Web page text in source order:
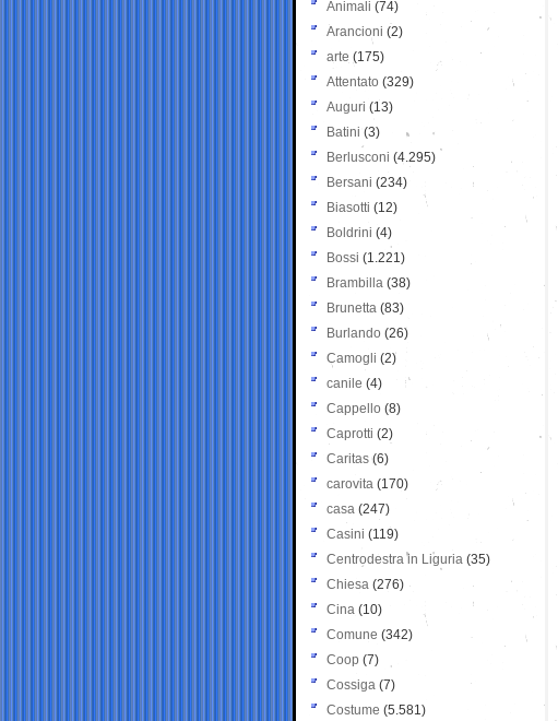
Animali (74)
Arancioni (2)
arte (175)
Attentato (329)
Auguri (13)
Batini (3)
Berlusconi (4.295)
Bersani (234)
Biasotti (12)
Boldrini (4)
Bossi (1.221)
Brambilla (38)
Brunetta (83)
Burlando (26)
Camogli (2)
canile (4)
Cappello (8)
Caprotti (2)
Caritas (6)
carovita (170)
casa (247)
Casini (119)
Centrodestra in Liguria (35)
Chiesa (276)
Cina (10)
Comune (342)
Coop (7)
Cossiga (7)
Costume (5.581)